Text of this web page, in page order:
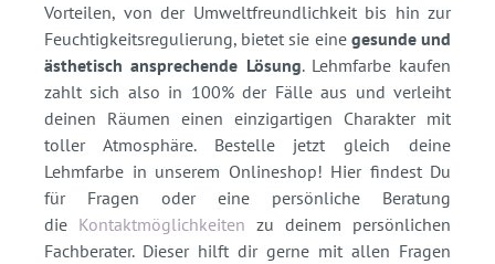
Vorteilen, von der Umweltfreundlichkeit bis hin zur
Feuchtigkeitsregulierung, bietet sie eine gesunde und
ästhetisch ansprechende Lösung. Lehmfarbe kaufen
zahlt sich also in 100% der Fälle aus und verleiht
deinen Räumen einen einzigartigen Charakter mit
toller Atmosphäre. Bestelle jetzt gleich deine
Lehmfarbe in unserem Onlineshop! Hier findest Du
für Fragen oder eine persönliche Beratung
die Kontaktmöglichkeiten zu deinem persönlichen
Fachberater. Dieser hilft dir gerne mit allen Fragen